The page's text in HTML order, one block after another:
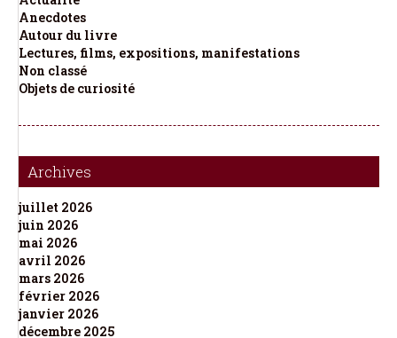
Anecdotes
Autour du livre
Lectures, films, expositions, manifestations
Non classé
Objets de curiosité
Archives
juillet 2026
juin 2026
mai 2026
avril 2026
mars 2026
février 2026
janvier 2026
décembre 2025